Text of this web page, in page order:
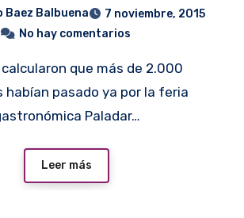
Baez Balbuena
7 noviembre, 2015
No hay comentarios
habían pasado ya por la feria
Paladar…
Leer más